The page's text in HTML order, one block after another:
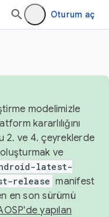
Oturum aç
modelimizle
kararlılığını
2. ve 4. çeyreklerde
oluşturmak ve
latest-
release manifest
en son sürümü
yapılan